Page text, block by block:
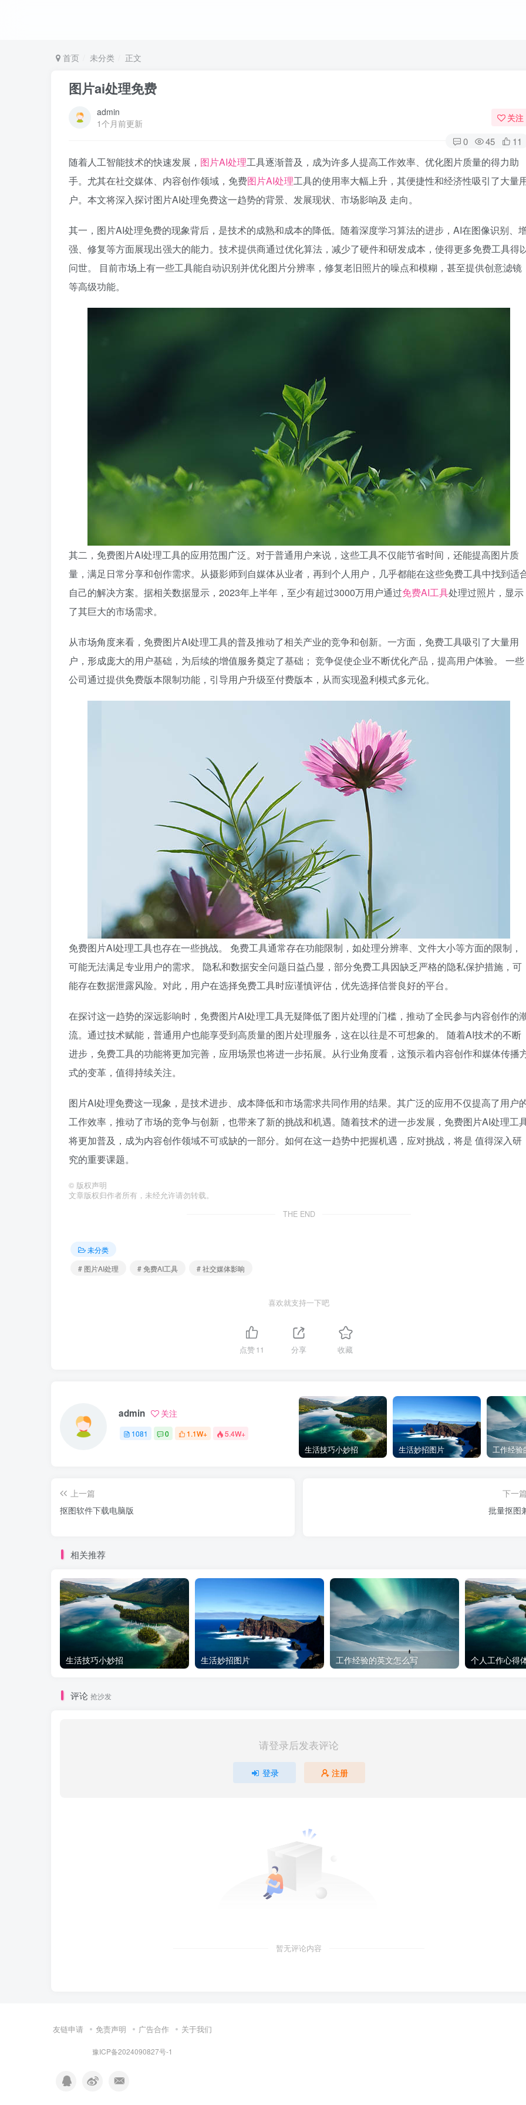
首页 未分类 正文
图片ai处理免费
admin
1个月前更新
关注
0 45 11
随着人工智能技术的快速发展， 图片AI处理工具逐渐普及，成为许多人提高工作效率、优化图片质量的得力助
手。尤其在社交媒体、内容创作领域，免费图片AI处理工具的使用率大幅上升，其便捷性和经济性吸引了大量
户。本文将深入探讨图片AI处理免费这一趋势的背景、发展现状、市场影响及 走向。
其一，图片AI处理免费的现象背后，是技术的成熟和成本的降低。随着深度学习算法的进步，AI在图像识别、
强、修复等方面展现出强大的能力。技术提供商通过优化算法，减少了硬件和研发成本，使得更多免费工具得
问世。 目前市场上有一些工具能自动识别并优化图片分辨率，修复老旧照片的噪点和模糊，甚至提供创意滤镜
等高级功能。
其二，免费图片AI处理工具的应用范围广泛。对于普通用户来说，这些工具不仅能节省时间，还能提高图片质
量，满足日常分享和创作需求。从摄影师到自媒体从业者，再到个人用户，几乎都能在这些免费工具中找到适
自己的解决方案。据相关数据显示，2023年上半年，至少有超过3000万用户通过免费AI工具处理过照片，显示
了其巨大的市场需求。
从市场角度来看，免费图片AI处理工具的普及推动了相关产业的竞争和创新。一方面，免费工具吸引了大量用
户，形成庞大的用户基础，为后续的增值服务奠定了基础； 竞争促使企业不断优化产品，提高用户体验。 一些
公司通过提供免费版本限制功能，引导用户升级至付费版本，从而实现盈利模式多元化。
免费图片AI处理工具也存在一些挑战。 免费工具通常存在功能限制，如处理分辨率、文件大小等方面的限制，
可能无法满足专业用户的需求。 隐私和数据安全问题日益凸显，部分免费工具因缺乏严格的隐私保护措施，可
能存在数据泄露风险。对此，用户在选择免费工具时应谨慎评估，优先选择信誉良好的平台。
在探讨这一趋势的深远影响时，免费图片AI处理工具无疑降低了图片处理的门槛，推动了全民参与内容创作的
流。通过技术赋能，普通用户也能享受到高质量的图片处理服务，这在以往是不可想象的。 随着AI技术的不断
进步，免费工具的功能将更加完善，应用场景也将进一步拓展。从行业角度看，这预示着内容创作和媒体传播
式的变革，值得持续关注。
图片AI处理免费这一现象，是技术进步、成本降低和市场需求共同作用的结果。其广泛的应用不仅提高了用户
工作效率，推动了市场的竞争与创新，也带来了新的挑战和机遇。随着技术的进一步发展，免费图片AI处理工
将更加普及，成为内容创作领域不可或缺的一部分。如何在这一趋势中把握机遇，应对挑战，将是 值得深入研
究的重要课题。
© 版权声明
文章版权归作者所有，未经允许请勿转载。
THE END
未分类
# 图片AI处理
# 免费AI工具 # 社交媒体影响
喜欢就支持一下吧
点赞11 分享 收藏
admin 关注
1081 0 1.1W+ 5.4W+
生活技巧小妙招 生活妙招图片 工作经验
上一篇
抠图软件下载电脑版
下一
批量抠图
相关推荐
生活技巧小妙招 生活妙招图片 工作经验的英文怎么写 个人工作心得
评论 抢沙发
请登录后发表评论
登录 注册
暂无评论内容
友链申请 免责声明 广告合作 关于我们
豫ICP备2024090827号-1